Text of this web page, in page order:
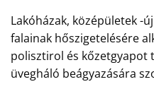
Lakóházak, középületek -
falainak hőszigetelésére
polisztirol és kőzetgyapot
üvegháló beágyazására